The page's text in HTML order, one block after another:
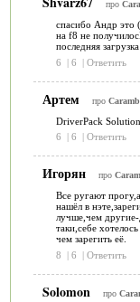
про
спасибо Aндр это
на f8 не
последняя
6
| 6 | Ответить
Артем про
DriverPack
6
| 6 | Ответить
Игорян про
Все ругают
нашёл в
лучше,чем
таки,себе
чем зарегить её.
8
| 6 | Ответить
Solomon про